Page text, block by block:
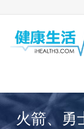
火箭、勇